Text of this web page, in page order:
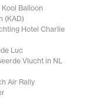
Balloon
(KAD)
Hotel Charlie
Luc
Vlucht in NL
Air Rally